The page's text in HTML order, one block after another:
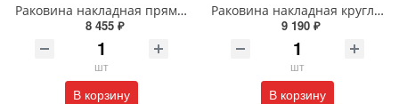
Раковина накладная прямоугольная Wonzon & Woghand TAHOE WW-RN41286-GW белая глянцевая
8 455 ₽
шт
В корзину
Раковина накладная круглая Wonzon & Woghand ERIE WW-RN4076-MB черная матовая
9 190 ₽
шт
В корзину